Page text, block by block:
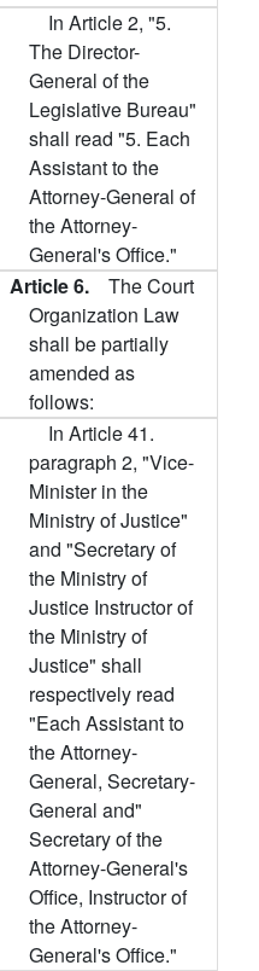
In Article 2, "5.
The Director-
General of the
Legislative Bureau"
shall read "5. Each
Assistant to the
Attorney-General of
the Attorney-
General's Office."
Article 6. The Court
Organization Law
shall be partially
amended as
follows:
In Article 41.
paragraph 2, "Vice-
Minister in the
Ministry of Justice"
and "Secretary of
the Ministry of
Justice Instructor of
the Ministry of
Justice" shall
respectively read
"Each Assistant to
the Attorney-
General, Secretary-
General and"
Secretary of the
Attorney-General's
Office, Instructor of
the Attorney-
General's Office."